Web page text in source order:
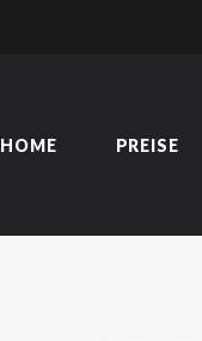
HOME PREISE